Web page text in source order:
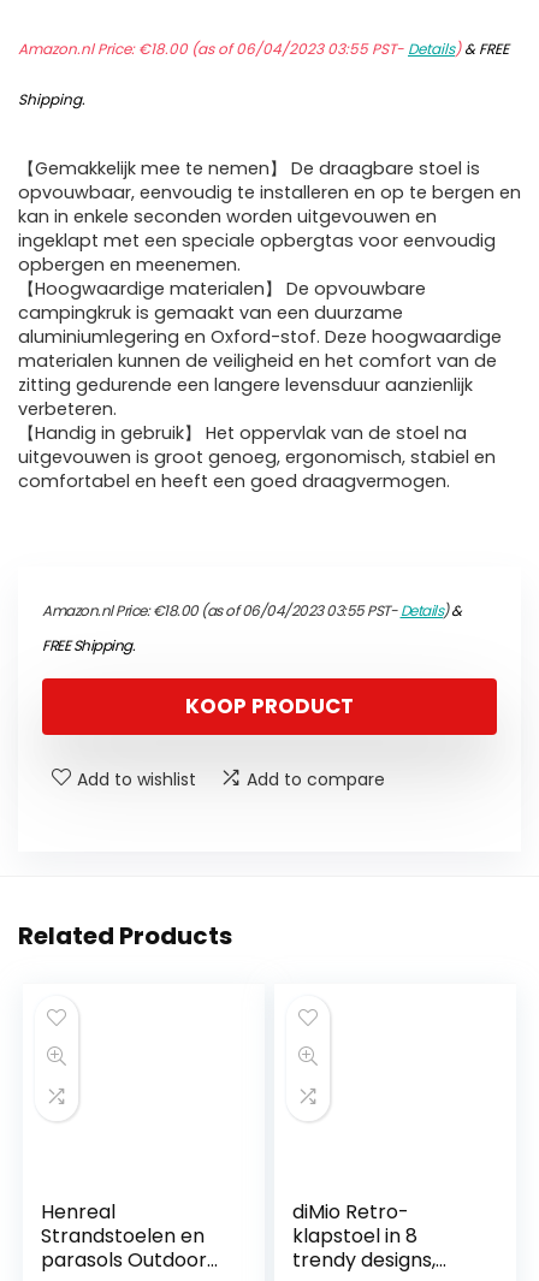
Amazon.nl Price:€18.00(as of 06/04/2023 03:55 PST- Details)&FREE
Shipping.
【Gemakkelijk mee te nemen】 De draagbare stoel is
opvouwbaar, eenvoudig te installeren en op te bergen en
kan in enkele seconden worden uitgevouwen en
ingeklapt met een speciale opbergtas voor eenvoudig
opbergen en meenemen.
【Hoogwaardige materialen】 De opvouwbare
campingkruk is gemaakt van een duurzame
aluminiumlegering en Oxford-stof. Deze hoogwaardige
materialen kunnen de veiligheid en het comfort van de
zitting gedurende een langere levensduur aanzienlijk
verbeteren.
【Handig in gebruik】 Het oppervlak van de stoel na
uitgevouwen is groot genoeg, ergonomisch, stabiel en
comfortabel en heeft een goed draagvermogen.
Amazon.nl Price:€18.00(as of 06/04/2023 03:55 PST-Details)&
FREE Shipping.
KOOP PRODUCT
Add to wishlist Add to compare
Related Products
Henreal
Strandstoelen en
parasols Outdoor
diMio Retro-
klapstoel in 8
trendy designs,